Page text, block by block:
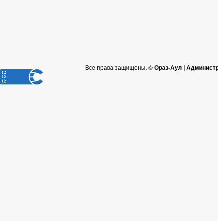
Все права защищены. ©Ораз-Аул |